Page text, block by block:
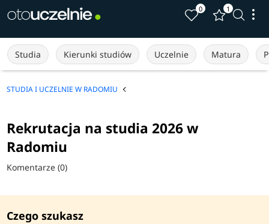
0 1
Studia Kierunki studiów Uczelnie Matura
STUDIA I UCZELNIE W RADOMIU
Rekrutacja na studia 2026 w
Radomiu
Komentarze (0)
Czego szukasz